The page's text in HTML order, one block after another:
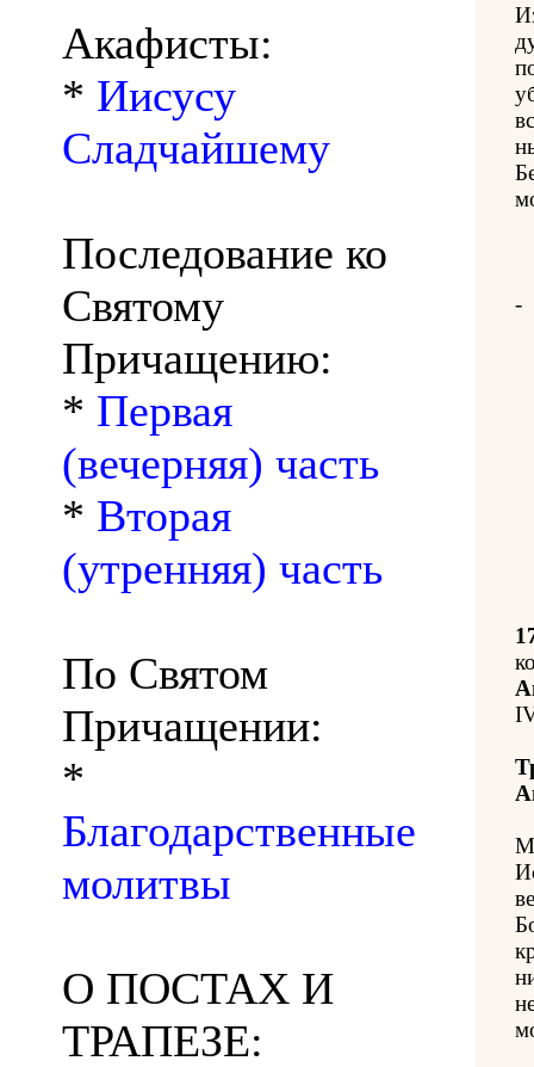
Акафисты:
* Иисусу
Сладчайшему
Последование ко
Святому
Причащению:
* Первая
(вечерняя) часть
* Вторая
(утренняя) часть
По Святом
Причащении:
*
Благодарственные
молитвы
О ПОСТАХ И
ТРАПЕЗЕ:
-